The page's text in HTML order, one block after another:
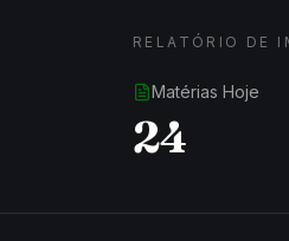
RELATÓRIO DE
Matérias Hoje
24